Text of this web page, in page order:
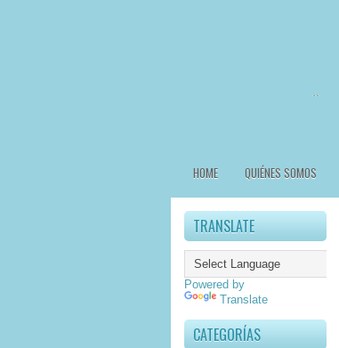
HOME QUIÉNES SOMOS
TRANSLATE
Powered by
Translate
CATEGORÍAS